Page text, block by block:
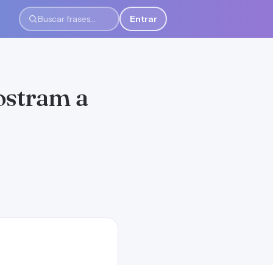
Buscar frases
Entrar
a